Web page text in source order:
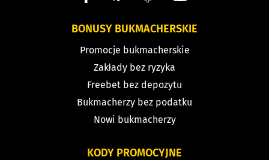
BONUSY BUKMACHERSKIE
Promocje bukmacherskie
Zakłady bez ryzyka
Freebet bez depozytu
Bukmacherzy bez podatku
Nowi bukmacherzy
KODY PROMOCYJNE